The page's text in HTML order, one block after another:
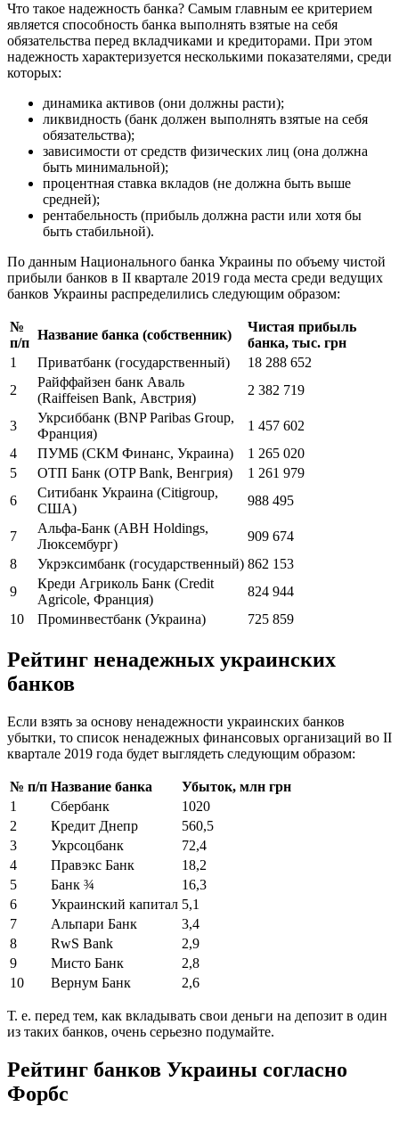
Что такое надежность банка? Самым главным ее критерием
является способность банка выполнять взятые на себя
обязательства перед вкладчиками и кредиторами. При этом
надежность характеризуется несколькими показателями, среди
которых:
динамика активов (они должны расти);
ликвидность (банк должен выполнять взятые на себя
обязательства);
зависимости от средств физических лиц (она должна
быть минимальной);
процентная ставка вкладов (не должна быть выше
средней);
рентабельность (прибыль должна расти или хотя бы
быть стабильной).
По данным Национального банка Украины по объему чистой
прибыли банков в ІІ квартале 2019 года места среди ведущих
банков Украины распределились следующим образом:
№
п/п
Название банка (собственник)
Чистая прибыль
банка, тыс. грн
1
Приватбанк (государственный)
18 288 652
2
Райффайзен банк Аваль
(Raiffeisen Bank, Австрия)
2 382 719
3
Укрсиббанк (BNP Paribas Group,
Франция)
1 457 602
4
ПУМБ (СКМ Финанс, Украина)
1 265 020
5
ОТП Банк (OTP Bank, Венгрия)
1 261 979
6
Ситибанк Украина (Citigroup,
США)
988 495
7
Альфа-Банк (ABH Holdings,
Люксембург)
909 674
8
Укрэксимбанк (государственный) 862 153
9
Креди Агриколь Банк (Credit
Agricole, Франция)
824 944
10
Проминвестбанк (Украина) 725 859
Рейтинг ненадежных украинских
банков
Если взять за основу ненадежности украинских банков
убытки, то список ненадежных финансовых организаций во ІІ
квартале 2019 года будет выглядеть следующим образом:
№ п/п Название банка
Убыток, млн грн
1
Сбербанк
1020
2
Кредит Днепр
560,5
3
Укрсоцбанк
72,4
4
Правэкс Банк
18,2
5
Банк ¾
16,3
6
Украинский капитал 5,1
7
Альпари Банк
3,4
8
RwS Bank
2,9
9
Мисто Банк
2,8
10
Вернум Банк 2,6
Т. е. перед тем, как вкладывать свои деньги на депозит в один
из таких банков, очень серьезно подумайте.
Рейтинг банков Украины согласно
Форбс